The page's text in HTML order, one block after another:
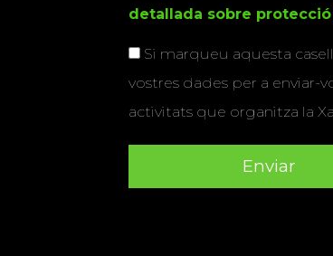
detallada sobre
Si marqueu aquesta
vostres dades per a enviar-
activitats que organitza la